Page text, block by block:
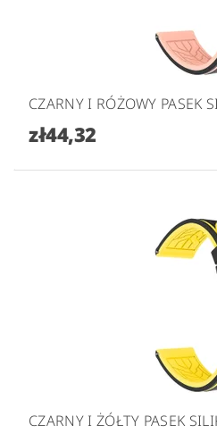
CZARNY I RÓŻOWY PASEK
zł44,32
CZARNY I ŻÓŁTY PASEK